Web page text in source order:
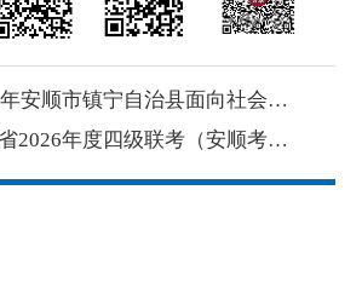
自治县面向社会公开招聘事业单位工作人员体检结果及进入考察人员名单公告（第二批）
年度四级联考（安顺考区）考察公告（第3批）